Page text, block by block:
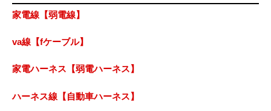
家電線【弱電線】
va線【fケーブル】
家電ハーネス【弱電ハーネス】
ハーネス線【自動車ハーネス】